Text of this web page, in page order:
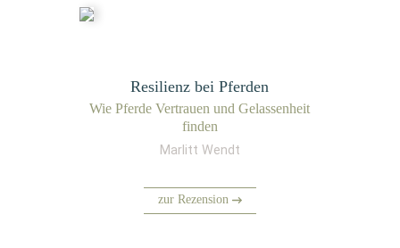
Resilienz bei Pferden
Wie Pfer­de Ver­trau­en und Gelas­sen­heit
finden
Marlitt Wendt
zur Rezension